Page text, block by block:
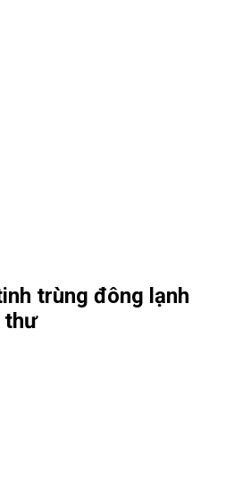
trùng đông lạnh
thư